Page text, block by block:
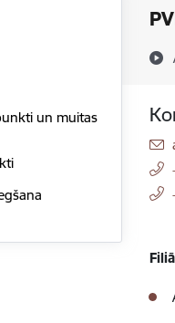
un muitas